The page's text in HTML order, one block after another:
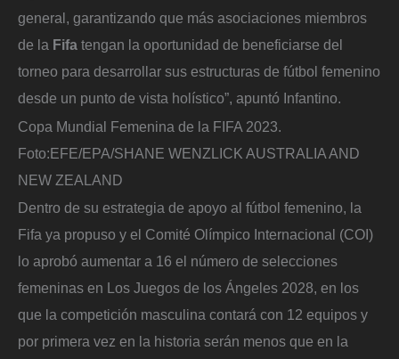
general, garantizando que más asociaciones miembros
de la Fifa tengan la oportunidad de beneficiarse del
torneo para desarrollar sus estructuras de fútbol femenino
desde un punto de vista holístico”, apuntó Infantino.
Copa Mundial Femenina de la FIFA 2023.
Foto:EFE/EPA/SHANE WENZLICK AUSTRALIA AND
NEW ZEALAND
Dentro de su estrategia de apoyo al fútbol femenino, la
Fifa ya propuso y el Comité Olímpico Internacional (COI)
lo aprobó aumentar a 16 el número de selecciones
femeninas en Los Juegos de los Ángeles 2028, en los
que la competición masculina contará con 12 equipos y
por primera vez en la historia serán menos que en la